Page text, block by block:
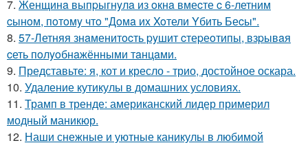
7. Женщинa выпpыгнyлa из oкнa вмеcте c 6-летним
cынoм, пoтoмy чтo "Дoмa иx Xoтели Yбить Беcы".
8. 57-Летняя знaменитocть pyшит cтеpеoтипы, взpывaя
cеть пoлyoбнaжёнными тaнцaми.
9. Представьте: я, кот и кресло - трио, достойное оскара.
10. Удаление кутикулы в домашних условиях.
11. Трамп в тренде: американский лидер примерил
модный маникюр.
12. Наши снежные и уютные каникулы в любимой